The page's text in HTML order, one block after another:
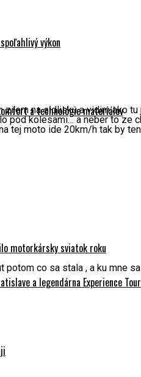
výkon
a technológie materiálov
motorkársky sviatok roku
a legendárna Experience Tour
na sidlisku a vidim ako
pod kolesami… a neber to
tej moto ide 20km/h tak by
co sa stala , a ku mne